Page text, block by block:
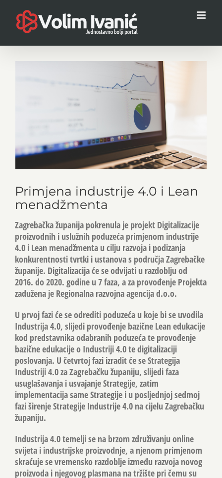
content
Primjena industrije 4.0 i Lean
menadžmenta
Zagrebačka županija pokrenula je projekt Digitalizacije
proizvodnih i uslužnih poduzeća primjenom industrije
4.0 i Lean menadžmenta u cilju razvoja i podizanja
konkurentnosti tvrtki i ustanova s područja Zagrebačke
županije. Digitalizacija će se odvijati u razdoblju od
2016. do 2020. godine u 7 faza, a za provođenje Projekta
zadužena je Regionalna razvojna agencija d.o.o.
U prvoj fazi će se odrediti poduzeća u koje bi se uvodila
Industrija 4.0, slijedi provođenje bazične Lean edukacije
kod predstavnika odabranih poduzeća te provođenje
bazične edukacije o Industriji 4.0 te digitalizaciji
poslovanja. U četvrtoj fazi izradit će se Strategija
Industriji 4.0 za Zagrebačku županiju, slijedi faza
usuglašavanja i usvajanje Strategije, zatim
implementacija same Strategije i u posljednjoj sedmoj
fazi širenje Strategije Industrije 4.0 na cijelu Zagrebačku
županiju.
Industrija 4.0 temelji se na brzom združivanju online
svijeta i industrijske proizvodnje, a njenom primjenom
skraćuje se vremensko razdoblje između razvoja novog
proizvoda i njegovog plasmana na tržište pri čemu su